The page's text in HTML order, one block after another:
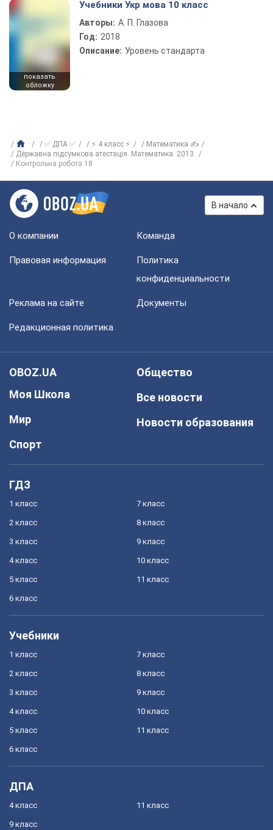
показать
обложку
Учебники Укр мова 10 класс
Авторы: А. П. Глазова
Год: 2018
Описание: Уровень стандарта
✅ ДПА ✅ ⚡ 4 класс ⚡
Математика ✍
Державна підсумкова атестація. Математика. 2013.
Контрольна робота 18
В начало
О компании Команда
Правовая информация
Политика
конфиденциальности
Реклама на сайте Документы
Редакционная политика
OBOZ.UA
Моя Школа
Мир
Спорт
Общество
Все новости
Новости образования
ГДЗ
1 класс
2 класс
3 класс
4 класс
5 класс
6 класс
7 класс
8 класс
9 класс
10 класс
11 класс
Учебники
1 класс
2 класс
3 класс
4 класс
5 класс
6 класс
7 класс
8 класс
9 класс
10 класс
11 класс
ДПА
4 класс
9 класс
11 класс